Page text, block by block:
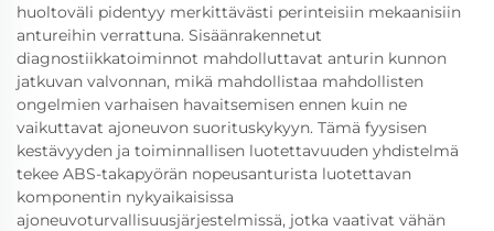
huoltoväli pidentyy merkittävästi perinteisiin mekaanisiin
antureihin verrattuna. Sisäänrakennetut
diagnostiikkatoiminnot mahdolluttavat anturin kunnon
jatkuvan valvonnan, mikä mahdollistaa mahdollisten
ongelmien varhaisen havaitsemisen ennen kuin ne
vaikuttavat ajoneuvon suorituskykyyn. Tämä fyysisen
kestävyyden ja toiminnallisen luotettavuuden yhdistelmä
tekee ABS-takapyörän nopeusanturista luotettavan
komponentin nykyaikaisissa
ajoneuvoturvallisuusjärjestelmissä, jotka vaativat vähän